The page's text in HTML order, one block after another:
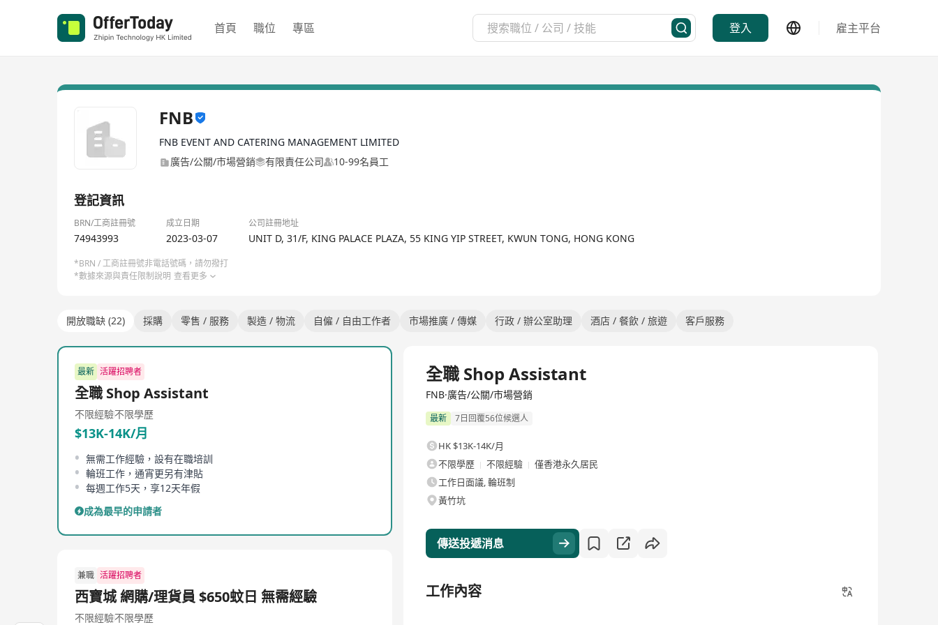
首頁 職位 專區 登入 雇主平台
FNB
FNB EVENT AND CATERING MANAGEMENT LIMITED
廣告/公關/市場營銷
有限責任公司 10-99名員工
登記資訊
BRN/工商註冊號 成立日期 公司註冊地址
74943993 2023-03-07 UNIT D, 31/F, KING PALACE PLAZA, 55 KING YIP STREET, KWUN TONG, HONG KONG
*BRN / 工商註冊號非電話號碼，請勿撥打
*數據來源與責任限制說明 查看更多
開放職缺 (22) 採購 零售 / 服務 製造 / 物流 自僱 / 自由工作者 市場推廣 / 傳媒 行政 / 辦公室助理 酒店 / 餐飲 / 旅遊 客戶服務
最新 活躍招聘者
全職 Shop Assistant
不限經驗不限學歷
$13K-14K/月
無需工作經驗，設有在職培訓
輪班工作，通宵更另有津貼
每週工作5天，享12天年假
成為最早的申請者
兼職 活躍招聘者
西寶城 網購/理貨員 $650蚊日 無需經驗
不限經驗不限學歷
全職 Shop Assistant
FNB·廣告/公關/市場營銷
最新 7日回覆56位候選人
HK $13K-14K/月
不限學歷
不限經驗
僅香港永久居民
工作日面議, 輪班制
黃竹坑
傳送投遞消息
工作內容